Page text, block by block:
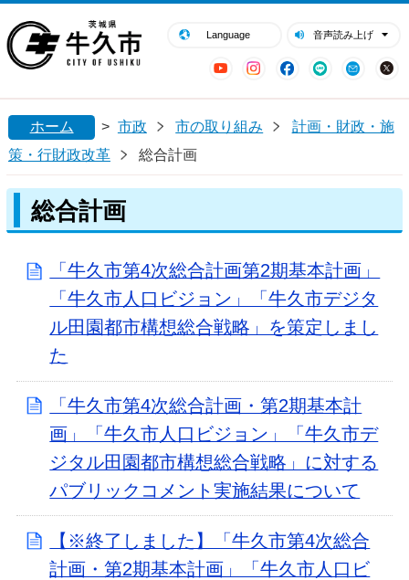
Language 音声読み上げ
YouTubeInstagram
Facebook
LINE Mail
閉じる
ホーム > 市政 市の取り組み
計画・財政・施
策・行財政改革
総合計画
総合計画
「牛久市第4次総合計画第2期基本計画」
「牛久市人口ビジョン」「牛久市デジタ
ル田園都市構想総合戦略」を策定しまし
た
「牛久市第4次総合計画・第2期基本計
画」「牛久市人口ビジョン」「牛久市デ
ジタル田園都市構想総合戦略」に対する
パブリックコメント実施結果について
【※終了しました】「牛久市第4次総合
計画・第2期基本計画」「牛久市人口ビ